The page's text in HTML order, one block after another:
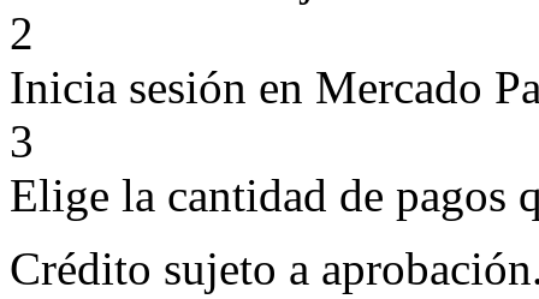
2
Inicia sesión en Mercado
3
Elige la cantidad de pagos
Crédito sujeto a